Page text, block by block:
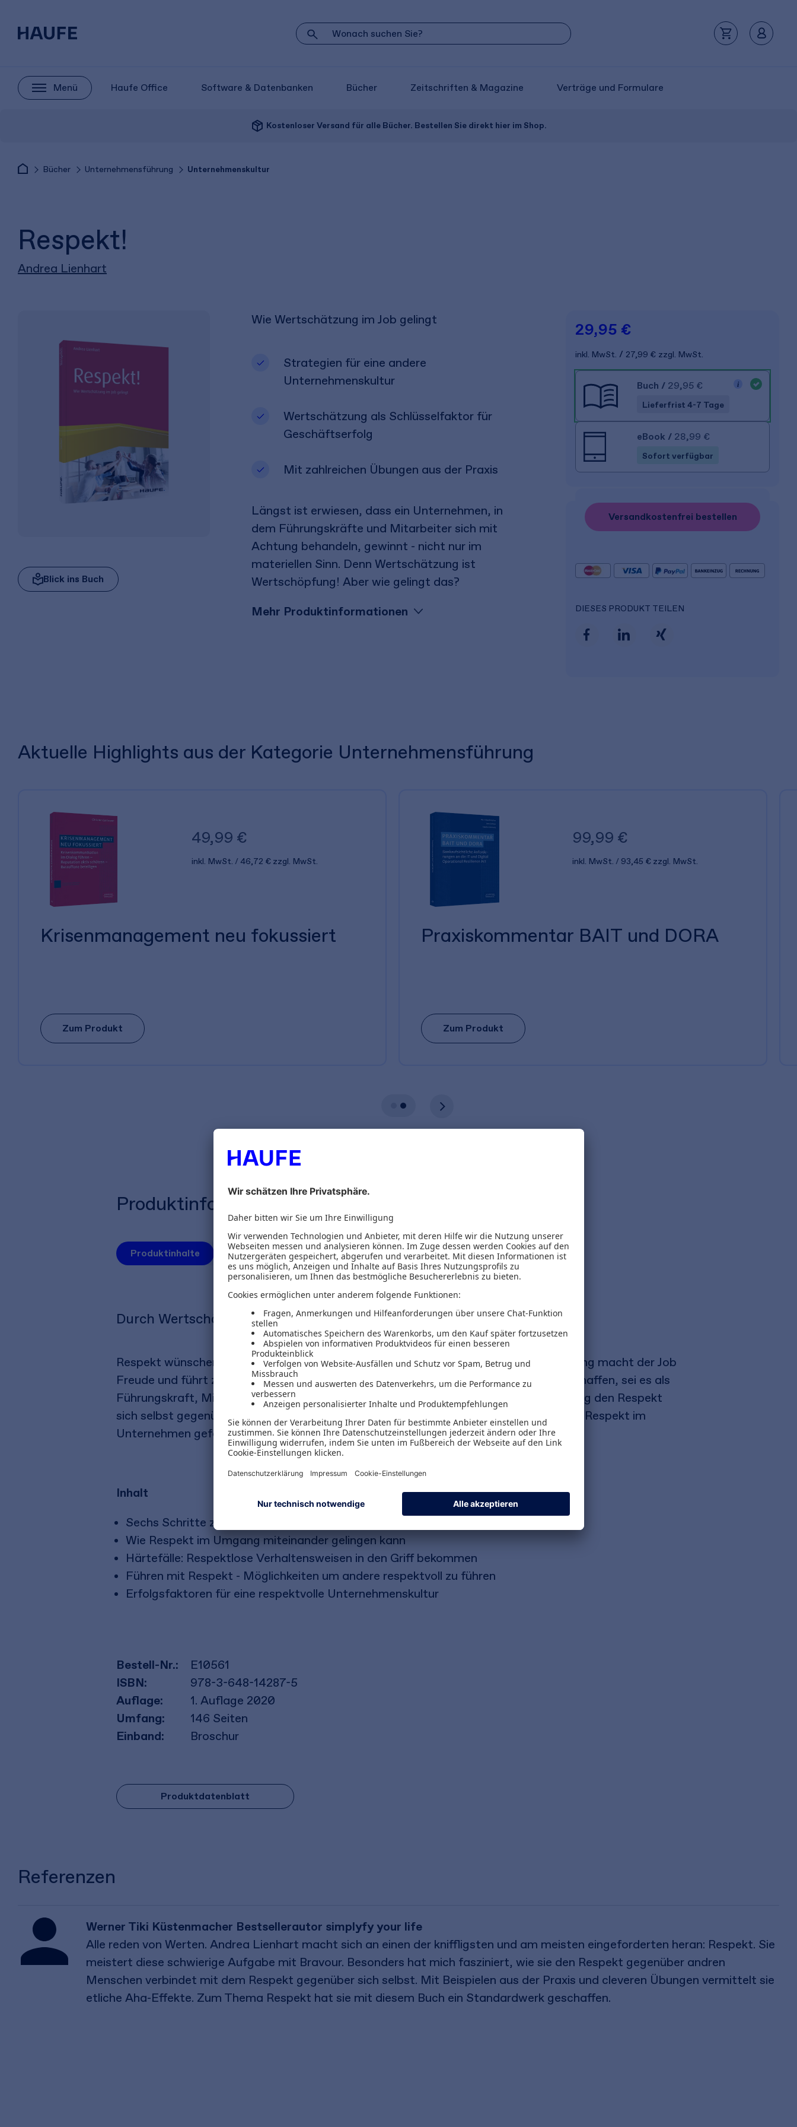
Menü Haufe Office Software & Datenbanken Bücher Zeitschriften & Magazine Verträge und Formulare
package_2 Kostenloser Versand für alle Bücher. Bestellen Sie direkt hier im Shop.
Bücher Unternehmensführung Unternehmenskultur
Respekt!
Andrea Lienhart
Blick ins Buch
Wie Wertschätzung im Job gelingt
Strategien für eine andere
Unternehmenskultur
Wertschätzung als Schlüsselfaktor für
Geschäftserfolg
Mit zahlreichen Übungen aus der Praxis
Längst ist erwiesen, dass ein Unternehmen, in
dem Führungskräfte und Mitarbeiter sich mit
Achtung behandeln, gewinnt - nicht nur im
materiellen Sinn. Denn Wertschätzung ist
Wertschöpfung! Aber wie gelingt das?
Mehr Produktinformationen
29,95 €
inkl. MwSt. 27,99 € zzgl. MwSt.
Buch / 29,95 €
Lieferfrist 4-7 Tage
eBook / 28,99 €
Sofort verfügbar
Versandkostenfrei bestellen
DIESES PRODUKT TEILEN
Aktuelle Highlights aus der Kategorie Unternehmensführung
49,99 €
inkl. MwSt. 46,72 € zzgl. MwSt.
Krisenmanagement neu fokussiert
Zum Produkt
99,99 €
inkl. MwSt. 93,45 € zzgl. MwSt.
Praxiskommentar BAIT und DORA
Zum Produkt
Produktinformationen
Produktinhalte Autoren Inhaltsverzeichnis
Durch Wertschätzung zu mehr Erfolg
Respekt wünschen sich alle. Denn nur in einer Atmosphäre gegenseitiger Wertschätzung macht der Job
Freude und führt zu Zufriedenheit und Erfolg. Erfahren Sie, wie Sie sich Respekt verschaffen, sei es als
Führungskraft, Mitarbeiter, Kollege, oder im Umgang mit Kunden - und sich gleichzeitig den Respekt
sich selbst gegenüber bewahren. Entdecken Sie zudem wertvolle Erfolgsfaktoren, wie Respekt im
Unternehmen gefördert und gelebt werden kann.
Inhalt
Sechs Schritte zu mehr Respekt vor sich selbst
Wie Respekt im Umgang miteinander gelingen kann
Härtefälle: Respektlose Verhaltensweisen in den Griff bekommen
Führen mit Respekt - Möglichkeiten um andere respektvoll zu führen
Erfolgsfaktoren für eine respektvolle Unternehmenskultur
Bestell-Nr.:
E10561
ISBN:
978-3-648-14287-5
Auflage:
1. Auflage 2020
Umfang:
146 Seiten
Einband:
Broschur
Produktdatenblatt
Referenzen
Werner Tiki Küstenmacher Bestsellerautor simplyfy your life
Alle reden von Werten. Andrea Lienhart macht sich an einen der kniffligsten und am meisten eingeforderten heran: Respekt. Sie
meistert diese schwierige Aufgabe mit Bravour. Besonders hat mich fasziniert, wie sie den Respekt gegenüber andren
Menschen verbindet mit dem Respekt gegenüber sich selbst. Mit Beispielen aus der Praxis und cleveren Übungen vermittelt sie
etliche Aha-Effekte. Zum Thema Respekt hat sie mit diesem Buch ein Standardwerk geschaffen.